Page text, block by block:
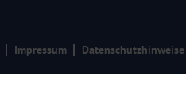
Impressum Datenschutzhinweise